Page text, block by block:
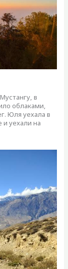
в
облаками,
Юля уехала в
уехали на